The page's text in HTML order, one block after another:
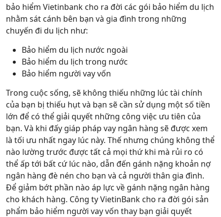
bảo hiểm Vietinbank cho ra đời các gói bảo hiểm du lịch
nhằm sát cánh bên bạn và gia đình trong những
chuyến đi du lịch như:
Bảo hiểm du lịch nước ngoài
Bảo hiểm du lịch trong nước
Bảo hiểm người vay vốn
Trong cuộc sống, sẽ không thiếu những lúc tài chính
của bạn bị thiếu hụt và bạn sẽ cần sử dụng một số tiền
lớn để có thể giải quyết những công việc ưu tiên của
bạn. Và khi đấy giáp pháp vay ngân hàng sẽ được xem
là tối ưu nhất ngay lúc này. Thế nhưng chúng không thể
nào lường trước được tất cả mọi thứ khi mà rủi ro có
thể ấp tới bất cứ lúc nào, dẫn đến gánh nặng khoản nợ
ngân hàng đè nén cho bạn và cả người thân gia đình.
Để giảm bớt phần nào áp lực về gánh nặng ngân hàng
cho khách hàng. Công ty VietinBank cho ra đời gói sản
phẩm bảo hiểm người vay vốn thay bạn giải quyết